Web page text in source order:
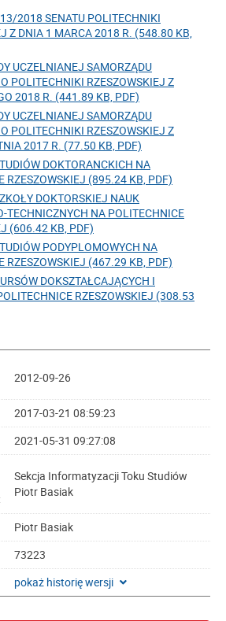
2018 SENATU POLITECHNIKI
Z DNIA 1 MARCA 2018 R. (548.80 KB,
UCZELNIANEJ SAMORZĄDU
POLITECHNIKI RZESZOWSKIEJ Z
2018 R. (441.89 KB, PDF)
UCZELNIANEJ SAMORZĄDU
POLITECHNIKI RZESZOWSKIEJ Z
2017 R. (77.50 KB, PDF)
DOKTORANCKICH NA
RZESZOWSKIEJ (895.24 KB, PDF)
DOKTORSKIEJ NAUK
TECHNICZNYCH NA POLITECHNICE
(606.42 KB, PDF)
PODYPLOMOWYCH NA
RZESZOWSKIEJ (467.29 KB, PDF)
DOKSZTAŁCAJĄCYCH I
RZESZOWSKIEJ (308.53
2012-09-26
2017-03-21 08:59:23
2021-05-31 09:27:08
Sekcja Informatyzacji Toku Studiów
Piotr Basiak
Piotr Basiak
73223
pokaż historię wersji